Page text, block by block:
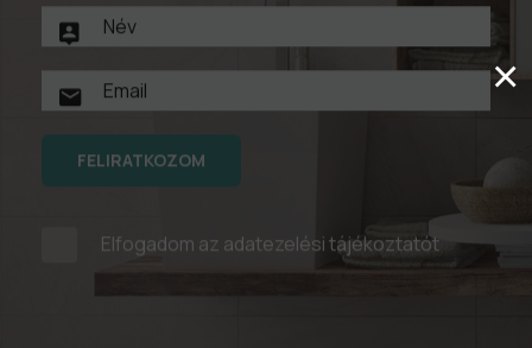
FELIRATKOZOM
Elfogadom az adatezelési tájékoztatót
×